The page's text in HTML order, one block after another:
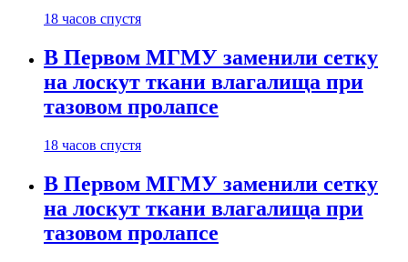
18 часов спустя
В Первом МГМУ заменили сетку
на лоскут ткани влагалища при
тазовом пролапсе
18 часов спустя
В Первом МГМУ заменили сетку
на лоскут ткани влагалища при
тазовом пролапсе